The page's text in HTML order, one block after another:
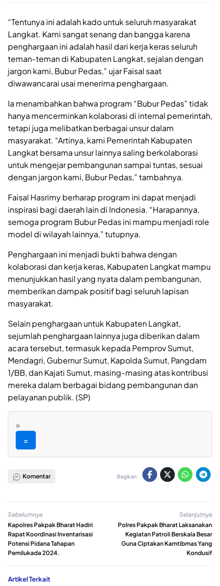
“Tentunya ini adalah kado untuk seluruh masyarakat
Langkat. Kami sangat senang dan bangga karena
penghargaan ini adalah hasil dari kerja keras seluruh
teman-teman di Kabupaten Langkat, sejalan dengan
jargon kami, Bubur Pedas,” ujar Faisal saat
diwawancarai usai menerima penghargaan.
Ia menambahkan bahwa program “Bubur Pedas” tidak
hanya mencerminkan kolaborasi di internal pemerintah,
tetapi juga melibatkan berbagai unsur dalam
masyarakat. “Artinya, kami Pemerintah Kabupaten
Langkat bersama unsur lainnya saling berkolaborasi
untuk mengejar pembangunan sampai tuntas, sesuai
dengan jargon kami, Bubur Pedas,” tambahnya.
Faisal Hasrimy berharap program ini dapat menjadi
inspirasi bagi daerah lain di Indonesia. “Harapannya,
semoga program Bubur Pedas ini mampu menjadi role
model di wilayah lainnya,” tutupnya.
Penghargaan ini menjadi bukti bahwa dengan
kolaborasi dan kerja keras, Kabupaten Langkat mampu
menunjukkan hasil yang nyata dalam pembangunan,
memberikan dampak positif bagi seluruh lapisan
masyarakat.
Selain penghargaan untuk Kabupaten Langkat,
sejumlah penghargaan lainnya juga diberikan dalam
acara tersebut, termasuk kepada Pemprov Sumut,
Mendagri, Gubernur Sumut, Kapolda Sumut, Pangdam
1/BB, dan Kajati Sumut, masing-masing atas kontribusi
mereka dalam berbagai bidang pembangunan dan
pelayanan publik. (SP)
=
=
Komentar Bagikan:
Sebelumnya
Kapolres Pakpak Bharat Hadiri
Rapat Koordinasi Inventarisasi
Potensi Pidana Tahapan
Pemilukada 2024.
Selanjutnya
Polres Pakpak Bharat Laksanakan
Kegiatan Patroli Berskala Besar
Guna Ciptakan Kamtibmas Yang
Kondusif
Artikel Terkait